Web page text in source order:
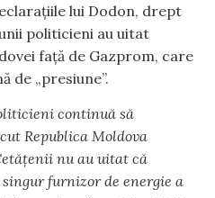
lui Dodon, drept
politicieni au uitat
față de Gazprom, care
de „presiune”.
continuă să
Republica Moldova
nu au uitat că
furnizor de energie a